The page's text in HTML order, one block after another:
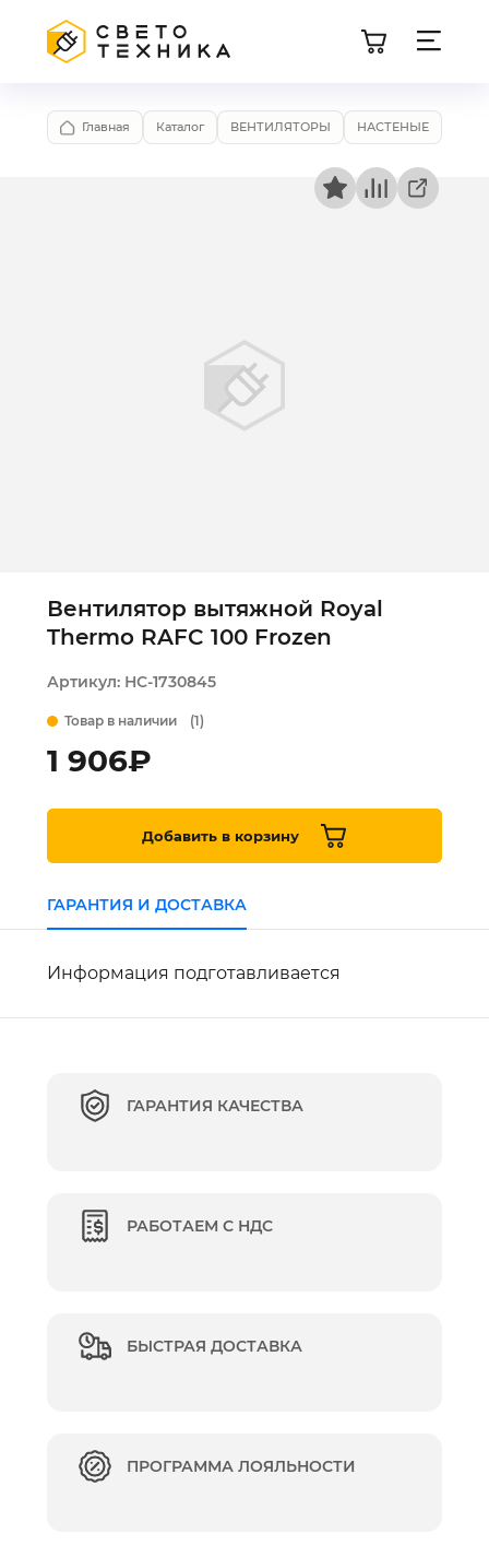
Главная Каталог ВЕНТИЛЯТОРЫ НАСТЕНЫЕ
Вентилятор вытяжной Royal
Thermo RAFC 100 Frozen
Артикул: НС-1730845
Товар в наличии (1)
1 906₽
Добавить в корзину
ГАРАНТИЯ И ДОСТАВКА
Информация подготавливается
ГАРАНТИЯ КАЧЕСТВА
РАБОТАЕМ С НДС
БЫСТРАЯ ДОСТАВКА
ПРОГРАММА ЛОЯЛЬНОСТИ